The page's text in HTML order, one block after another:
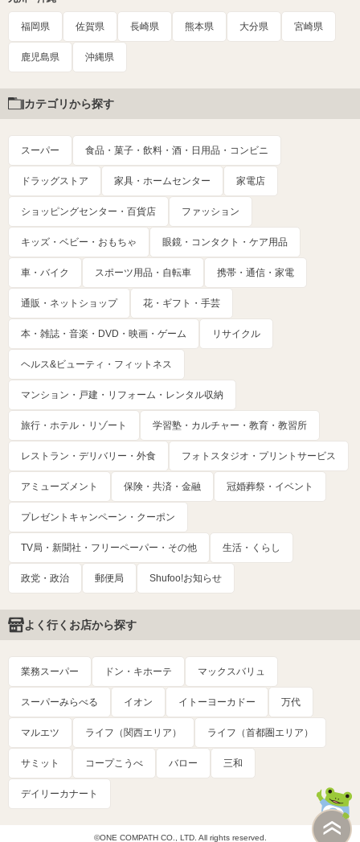
福岡県 佐賀県 長崎県 熊本県 大分県 宮崎県
鹿児島県 沖縄県
カテゴリから探す
スーパー 食品・菓子・飲料・酒・日用品・コンビニ
ドラッグストア 家具・ホームセンター 家電店
ショッピングセンター・百貨店 ファッション
キッズ・ベビー・おもちゃ 眼鏡・コンタクト・ケア用品
車・バイク スポーツ用品・自転車 携帯・通信・家電
通販・ネットショップ 花・ギフト・手芸
本・雑誌・音楽・DVD・映画・ゲーム リサイクル
ヘルス&ビューティ・フィットネス
マンション・戸建・リフォーム・レンタル収納
旅行・ホテル・リゾート 学習塾・カルチャー・教育・教習所
レストラン・デリバリー・外食 フォトスタジオ・プリントサービス
アミューズメント 保険・共済・金融 冠婚葬祭・イベント
プレゼントキャンペーン・クーポン
TV局・新聞社・フリーペーパー・その他 生活・くらし
政党・政治 郵便局 Shufoo!お知らせ
よく行くお店から探す
業務スーパー ドン・キホーテ マックスバリュ
スーパーみらべる イオン イトーヨーカドー 万代
マルエツ ライフ（関西エリア） ライフ（首都圏エリア）
サミット コープこうべ バロー 三和
デイリーカナート
©ONE COMPATH CO., LTD. All rights reserved.